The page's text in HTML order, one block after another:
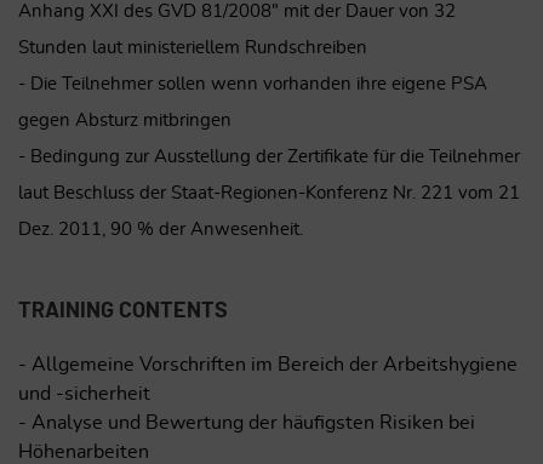
Anhang XXI des GVD 81/2008" mit der Dauer von 32
Stunden laut ministeriellem Rundschreiben
- Die Teilnehmer sollen wenn vorhanden ihre eigene PSA
gegen Absturz mitbringen
- Bedingung zur Ausstellung der Zertifikate für die Teilnehmer
laut Beschluss der Staat-Regionen-Konferenz Nr. 221 vom 21
Dez. 2011, 90 % der Anwesenheit.
TRAINING CONTENTS
- Allgemeine Vorschriften im Bereich der Arbeitshygiene
und -sicherheit
- Analyse und Bewertung der häufigsten Risiken bei
Höhenarbeiten